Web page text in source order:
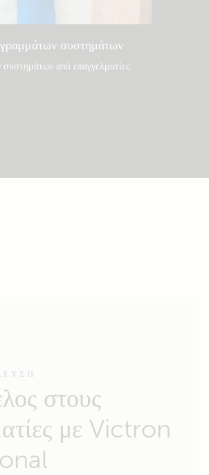
συστημάτων
από επαγγελματίες.
στους
με Victron